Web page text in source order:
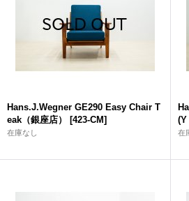
Hans.J.Wegner GE290 Easy Chair T
eak（銀座店）
[423-CM]
在庫なし
(Y
在